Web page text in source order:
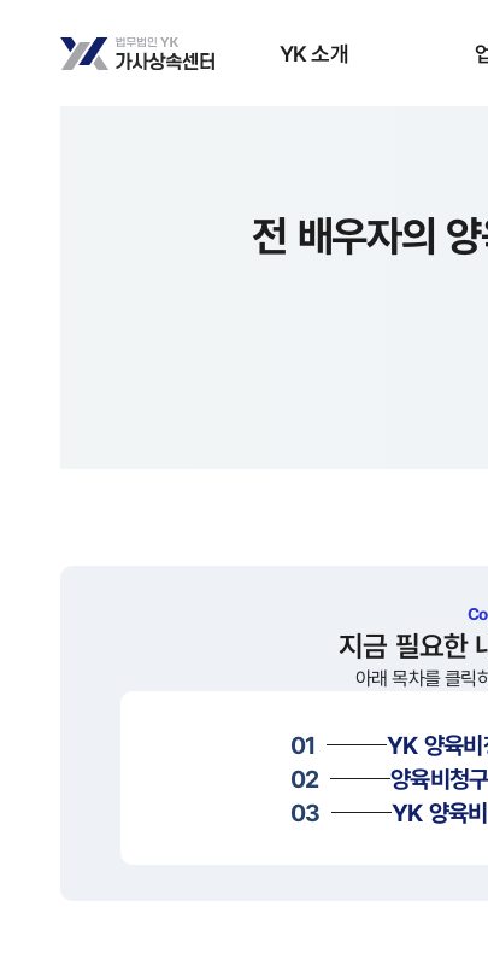
YK 소개
전 배우자의
지금 필요한
아래 목차를 클릭
01 YK양육
02
양육비청구
03
YK양육